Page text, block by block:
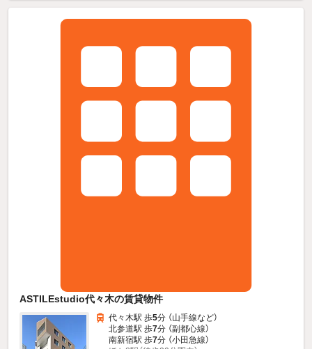
ASTILEstudio代々木の賃貸物件
代々木駅 歩5分 （山手線など）
北参道駅 歩7分 （副都心線）
南新宿駅 歩7分 （小田急線）